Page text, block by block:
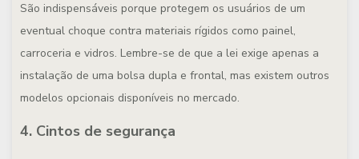
São indispensáveis porque protegem os usuários de um
eventual choque contra materiais rígidos como painel,
carroceria e vidros. Lembre-se de que a lei exige apenas a
instalação de uma bolsa dupla e frontal, mas existem outros
modelos opcionais disponíveis no mercado.
4. Cintos de segurança